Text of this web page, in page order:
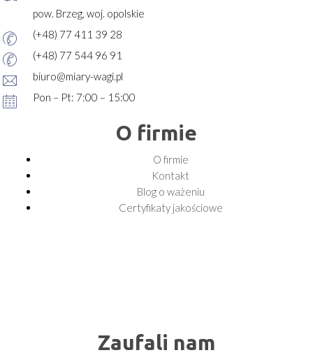
pow. Brzeg, woj. opolskie
(+48) 77 411 39 28
(+48) 77 544 96 91
biuro@miary-wagi.pl
Pon – Pt: 7:00 – 15:00
O firmie
O firmie
Kontakt
Blog o ważeniu
Certyfikaty jakościowe
Zaufali nam